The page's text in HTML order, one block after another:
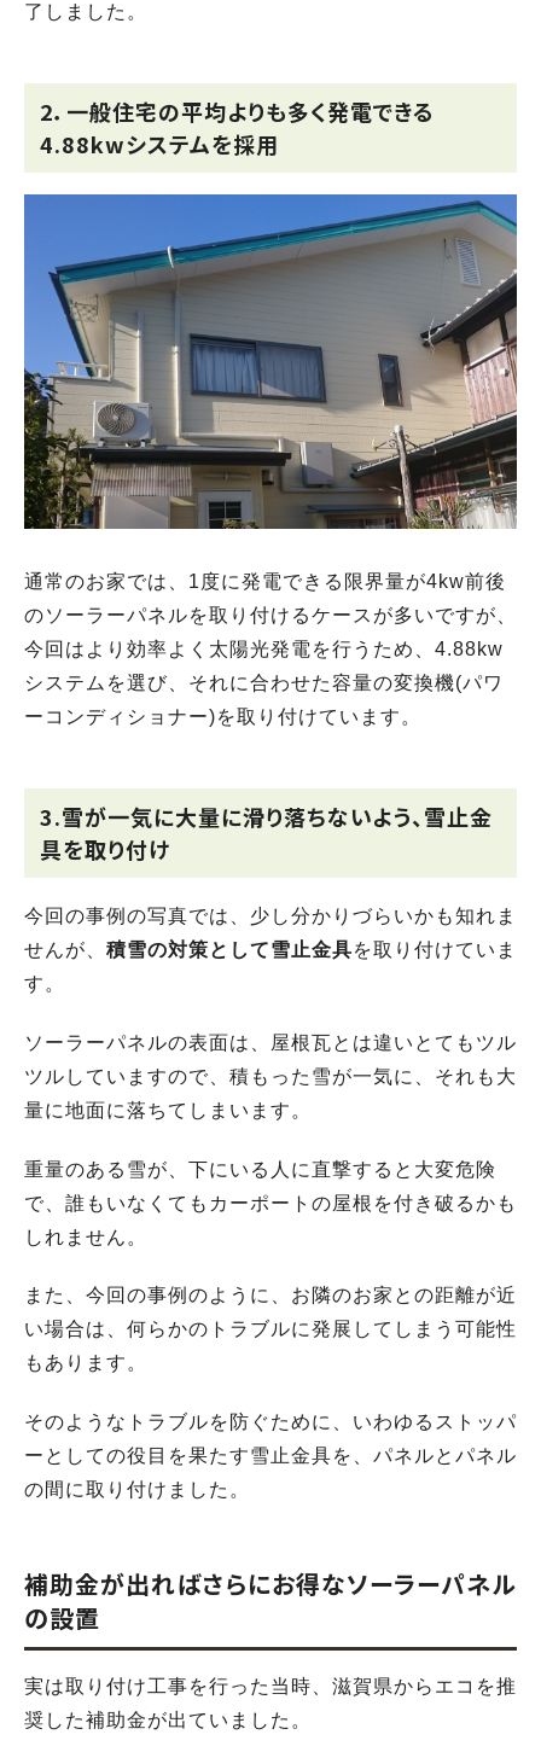
了しました。
2．一般住宅の平均よりも多く発電できる
4.88kwシステムを採用
通常のお家では、1度に発電できる限界量が4kw前後
のソーラーパネルを取り付けるケースが多いですが、
今回はより効率よく太陽光発電を行うため、4.88kw
システムを選び、それに合わせた容量の変換機(パワ
ーコンディショナー)を取り付けています。
3.雪が一気に大量に滑り落ちないよう、雪止金
具を取り付け
今回の事例の写真では、少し分かりづらいかも知れま
せんが、 積雪の対策として雪止金具を取り付けていま
す。
ソーラーパネルの表面は、屋根瓦とは違いとてもツル
ツルしていますので、積もった雪が一気に、それも大
量に地面に落ちてしまいます。
重量のある雪が、下にいる人に直撃すると大変危険
で、誰もいなくてもカーポートの屋根を付き破るかも
しれません。
また、今回の事例のように、お隣のお家との距離が近
い場合は、何らかのトラブルに発展してしまう可能性
もあります。
そのようなトラブルを防ぐために、いわゆるストッパ
ーとしての役目を果たす雪止金具を、パネルとパネル
の間に取り付けました。
補助金が出ればさらにお得なソーラーパネル
の設置
実は取り付け工事を行った当時、滋賀県からエコを推
奨した補助金が出ていました。